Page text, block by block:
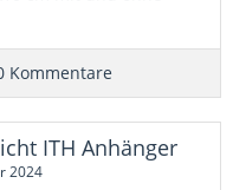
Kommentare
ITH Anhänger
2024